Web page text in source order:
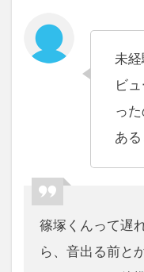
未
ビ
っ
ある
篠塚くんって遅
ら、音出る前と